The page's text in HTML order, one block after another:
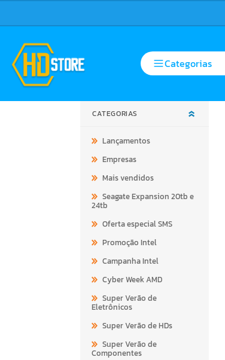
Categorias
CATEGORIAS
Lançamentos
Empresas
Mais vendidos
Seagate Expansion 20tb e
24tb
Oferta especial SMS
Promoção Intel
Campanha Intel
Cyber Week AMD
Super Verão de
Eletrônicos
Super Verão de HDs
Super Verão de
Componentes